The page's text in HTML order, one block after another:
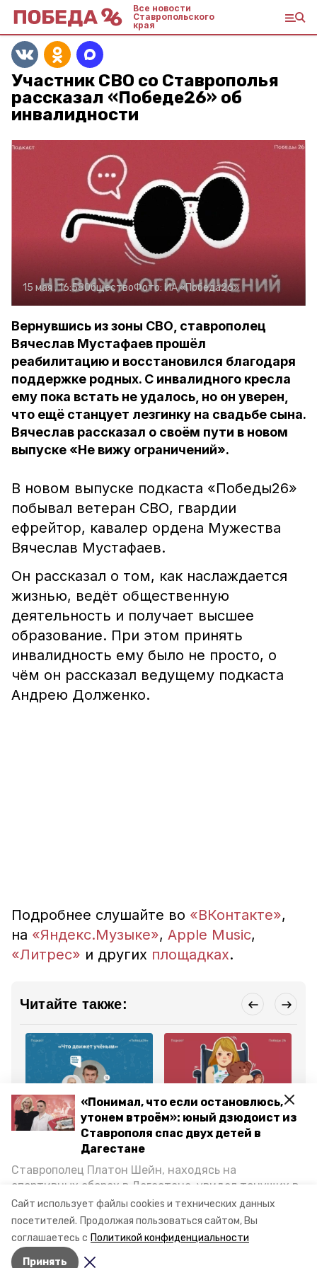
Сайт использует файлы cookies и технических данных
посетителей. Продолжая пользоваться сайтом, Вы
соглашаетесь с Политикой конфиденциальности
Принять
«Понимал, что если остановлюсь,
утонем втроём»: юный дзюдоист из
Ставрополя спас двух детей в
Дагестане
Ставрополец Платон Шейн, находясь на
спортивных сборах в Дегестане, увидел тонущих в
Каспийском море детей и бросился на помощь. По
возвращении домой, отважного мальчика
пригласили в министерство образования края и
наградили. Корреспондент «Победы26» пообщался
с юным героем.
Все новости
Ставропольского
края
Участник СВО со Ставрополья
рассказал «Победе26» об
инвалидности
15 мая , 16:58ОбществоФото: ИА «Победа26»
Вернувшись из зоны СВО, ставрополец
Вячеслав Мустафаев прошёл
реабилитацию и восстановился благодаря
поддержке родных. С инвалидного кресла
ему пока встать не удалось, но он уверен,
что ещё станцует лезгинку на свадьбе сына.
Вячеслав рассказал о своём пути в новом
выпуске «Не вижу ограничений».
В новом выпуске подкаста «Победы26»
побывал ветеран СВО, гвардии
ефрейтор, кавалер ордена Мужества
Вячеслав Мустафаев.
Он рассказал о том, как наслаждается
жизнью, ведёт общественную
деятельность и получает высшее
образование. При этом принять
инвалидность ему было не просто, о
чём он рассказал ведущему подкаста
Андрею Долженко.
Подробнее слушайте во «ВКонтакте»,
на «Яндекс.Музыке», Apple Music,
«Литрес» и других площадках.
Читайте также:
Общество
23 апреля , 20:52
Профессор
ставропольского вуза
рассказал «Победе26»,
как учёным приходят
идеи
19 марта , 15:58
Ставропольские мамы
инвалидности в
подкасте
Все новости
не вижу ограничений